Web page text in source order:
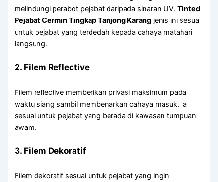
melindungi perabot pejabat daripada sinaran UV.Tinted
Pejabat Cermin Tingkap Tanjong Karang jenis ini sesuai
untuk pejabat yang terdedah kepada cahaya matahari
langsung.
2. Filem Reflective
Filem reflective memberikan privasi maksimum pada
waktu siang sambil membenarkan cahaya masuk. Ia
sesuai untuk pejabat yang berada di kawasan tumpuan
awam.
3. Filem Dekoratif
Filem dekoratif sesuai untuk pejabat yang ingin